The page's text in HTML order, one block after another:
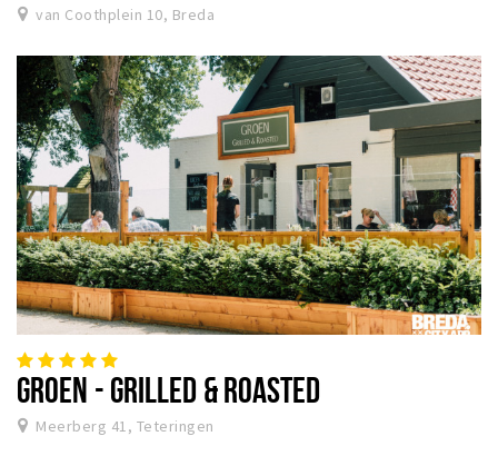
van Coothplein 10, Breda
GROEN - GRILLED & ROASTED
Meerberg 41, Teteringen